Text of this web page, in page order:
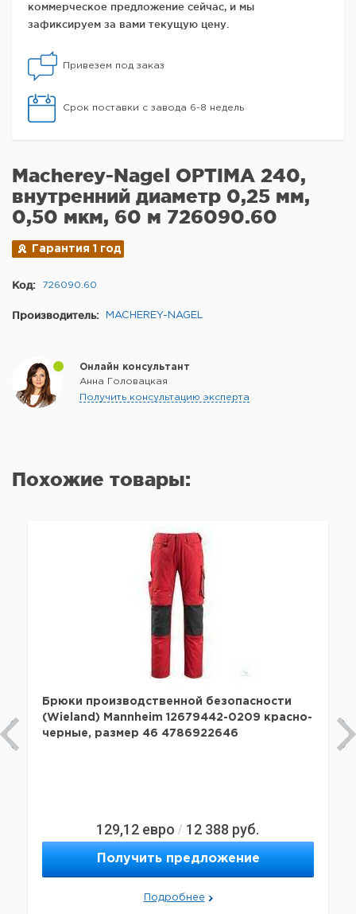
коммерческое предложение сейчас, и мы
зафиксируем за вами текущую цену.
Привезем под заказ
Срок поставки с завода 6-8 недель
Macherey-Nagel OPTIMA 240,
внутренний диаметр 0,25 мм,
0,50 мкм, 60 м 726090.60
Гарантия 1 год
Код: 726090.60
Производитель: MACHEREY-NAGEL
Онлайн консультант
Анна Головацкая
Получить консультацию эксперта
Похожие товары:
Брюки производственной безопасности
(Wieland) Mannheim 12679442-0209 красно-
черные, размер 46 4786922646
129,12 евро / 12 388 руб.
Получить предложение
Подробнее